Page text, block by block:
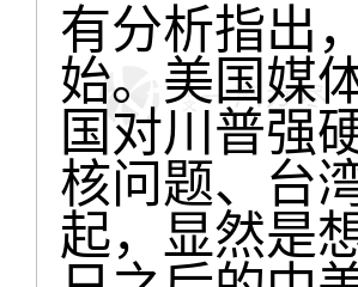
有分析指出
始。美国媒
国对川普强
核问题、台
起，显然是